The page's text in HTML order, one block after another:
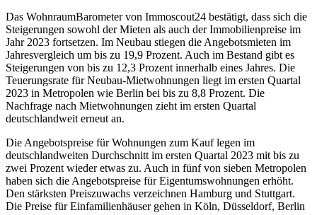
Das WohnraumBarometer von Immoscout24 bestätigt, dass sich die
Steigerungen sowohl der Mieten als auch der Immobilienpreise im
Jahr 2023 fortsetzen. Im Neubau stiegen die Angebotsmieten im
Jahresvergleich um bis zu 19,9 Prozent. Auch im Bestand gibt es
Steigerungen von bis zu 12,3 Prozent innerhalb eines Jahres. Die
Teuerungsrate für Neubau-Mietwohnungen liegt im ersten Quartal
2023 in Metropolen wie Berlin bei bis zu 8,8 Prozent. Die
Nachfrage nach Mietwohnungen zieht im ersten Quartal
deutschlandweit erneut an.
Die Angebotspreise für Wohnungen zum Kauf legen im
deutschlandweiten Durchschnitt im ersten Quartal 2023 mit bis zu
zwei Prozent wieder etwas zu. Auch in fünf von sieben Metropolen
haben sich die Angebotspreise für Eigentumswohnungen erhöht.
Den stärksten Preiszuwachs verzeichnen Hamburg und Stuttgart.
Die Preise für Einfamilienhäuser gehen in Köln, Düsseldorf, Berlin